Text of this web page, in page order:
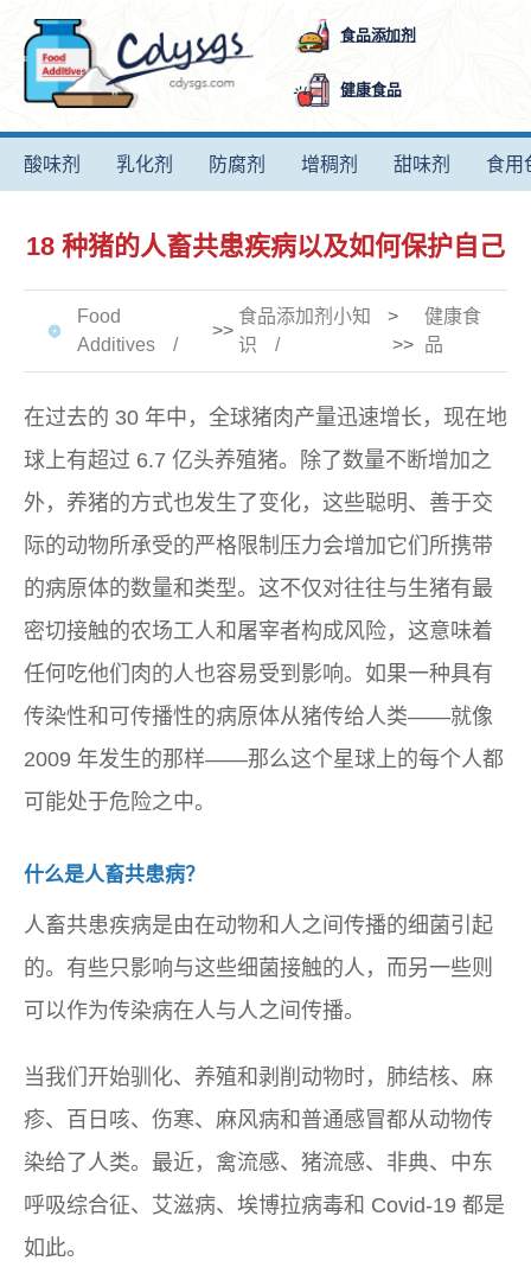
食品添加剂
健康食品
酸味剂 乳化剂 防腐剂 增稠剂 甜味剂 食用
18 种猪的人畜共患疾病以及如何保护自己
Food
Additives
>>
食品添加剂小知
识
>
>>
健康食
品
在过去的 30 年中，全球猪肉产量迅速增长，现在地
球上有超过 6.7 亿头养殖猪。除了数量不断增加之
外，养猪的方式也发生了变化，这些聪明、善于交
际的动物所承受的严格限制压力会增加它们所携带
的病原体的数量和类型。这不仅对往往与生猪有最
密切接触的农场工人和屠宰者构成风险，这意味着
任何吃他们肉的人也容易受到影响。如果一种具有
传染性和可传播性的病原体从猪传给人类——就像
2009 年发生的那样——那么这个星球上的每个人都
可能处于危险之中。
什么是人畜共患病？
人畜共患疾病是由在动物和人之间传播的细菌引起
的。有些只影响与这些细菌接触的人，而另一些则
可以作为传染病在人与人之间传播。
当我们开始驯化、养殖和剥削动物时，肺结核、麻
疹、百日咳、伤寒、麻风病和普通感冒都从动物传
染给了人类。最近，禽流感、猪流感、非典、中东
呼吸综合征、艾滋病、埃博拉病毒和 Covid-19 都是
如此。